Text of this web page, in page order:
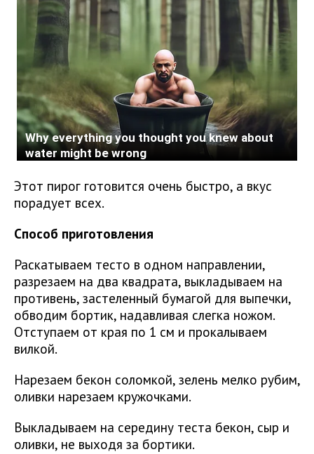
Этот пирог готовится очень быстро, а вкус
порадует всех.
Способ приготовления
Раскатываем тесто в одном направлении,
разрезаем на два квадрата, выкладываем на
противень, застеленный бумагой для выпечки,
обводим бортик, надавливая слегка ножом.
Отступаем от края по 1 см и прокалываем
вилкой.
Нарезаем бекон соломкой, зелень мелко рубим,
оливки нарезаем кружочками.
Выкладываем на середину теста бекон, сыр и
оливки, не выходя за бортики.